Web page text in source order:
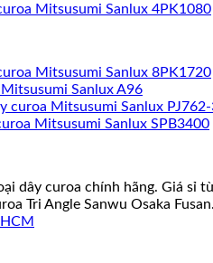
Mitsusumi Sanlux 4PK1080
Mitsusumi Sanlux 8PK1720
Sanlux A96
curoa Mitsusumi Sanlux
Mitsusumi Sanlux SPB3400
dây curoa chính hãng. Giá sỉ
Tri Angle Sanwu Osaka